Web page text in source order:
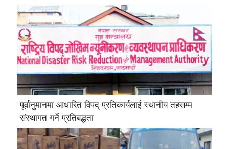
पूर्वानुमानमा आधारित विपद् प्रतिकार्यलाई स्थानीय तहसम्म
संस्थागत गर्ने प्रतिबद्धता